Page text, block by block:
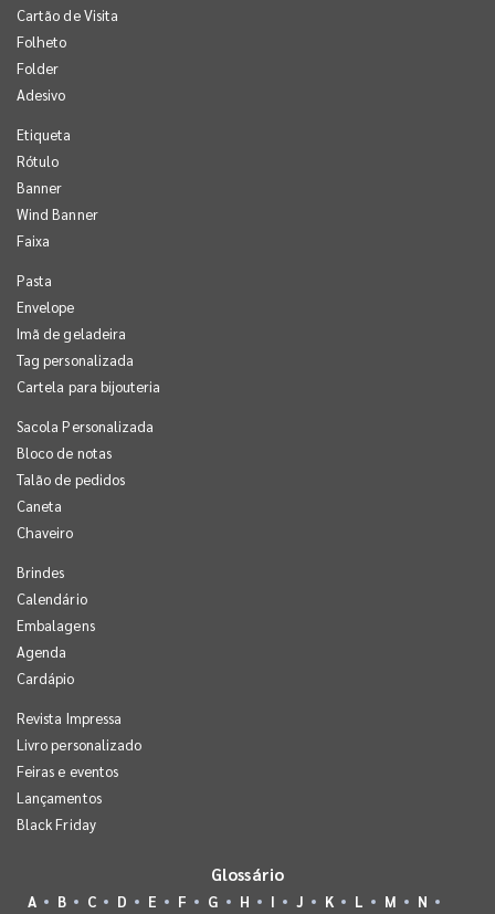
Cartão de Visita
Folheto
Folder
Adesivo
Etiqueta
Rótulo
Banner
Wind Banner
Faixa
Pasta
Envelope
Imã de geladeira
Tag personalizada
Cartela para bijouteria
Sacola Personalizada
Bloco de notas
Talão de pedidos
Caneta
Chaveiro
Brindes
Calendário
Embalagens
Agenda
Cardápio
Revista Impressa
Livro personalizado
Feiras e eventos
Lançamentos
Black Friday
Glossário
A B C D E F G H I J K L M N